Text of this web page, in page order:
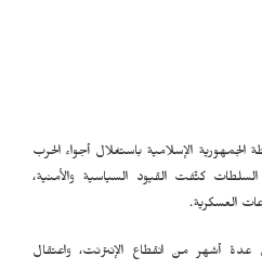
الإسلامية باستغلال أجواء الحرب
كثّفت القيود السياسية والأمنية،
العسكرية.
عدة أشهر من انقطاع الإنترنت، واعتقال